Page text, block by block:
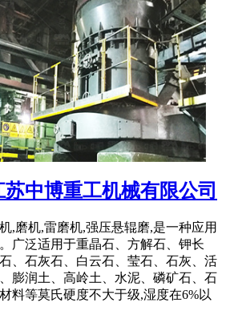
中博重工机械有限公司
,磨机,雷磨机,强压悬辊磨,是一种应用
广泛适用于重晶石、方解石、钾长
、石灰石、白云石、莹石、石灰、活
膨润土、高岭土、水泥、磷矿石、石
料等莫氏硬度不大于级,湿度在6%以